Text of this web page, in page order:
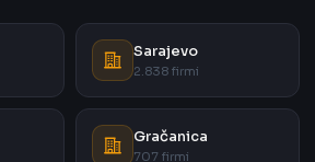
Sarajevo
2.838 firmi
Gračanica
707 firmi